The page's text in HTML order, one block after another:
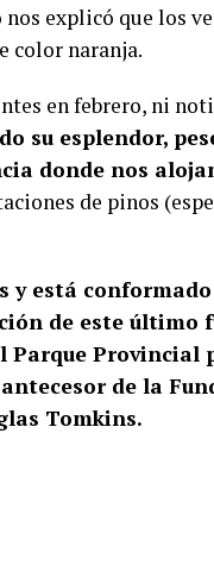
explicó que los
color naranja.
en febrero, ni
su esplendor,
donde nos
de pinos
y está
de este último
Parque Provincial
de la
Tomkins.